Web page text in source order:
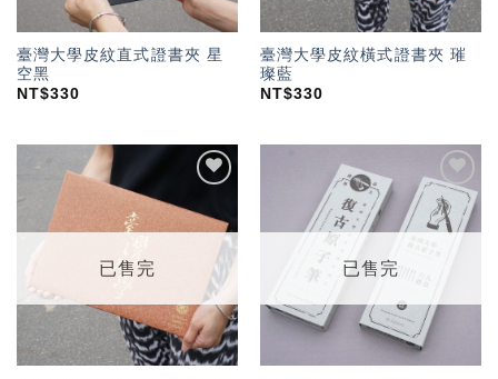
臺灣大學皮紋直式證書夾 星
空黑
NT$330
臺灣大學皮紋橫式證書夾 璀
璨藍
NT$330
「願
望輕
單」
已售完
加入
「願
望輕
已售完